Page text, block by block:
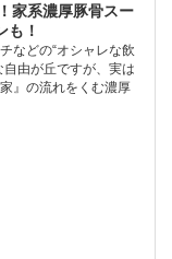
家系濃厚豚骨スー
も！
などの“オシャレな飲
由が丘ですが、実は
』の流れをくむ濃厚